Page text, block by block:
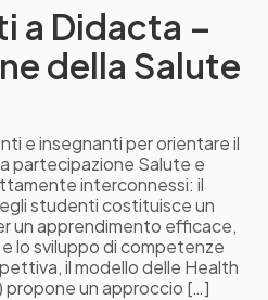
a Didacta –
della Salute
e insegnanti per orientare il
partecipazione Salute e
interconnessi: il
studenti costituisce un
un apprendimento efficace,
lo sviluppo di competenze
il modello delle Health
propone un approccio […]